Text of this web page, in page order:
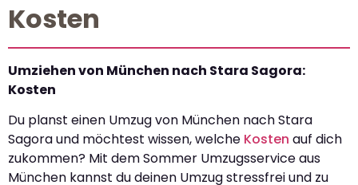
Kosten
Umziehen von München nach Stara Sagora:
Kosten
Du planst einen Umzug von München nach Stara
Sagora und möchtest wissen, welche Kosten auf dich
zukommen? Mit dem Sommer Umzugsservice aus
München kannst du deinen Umzug stressfrei und zu